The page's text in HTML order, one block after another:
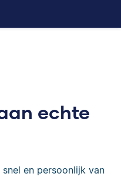
echte
en persoonlijk van